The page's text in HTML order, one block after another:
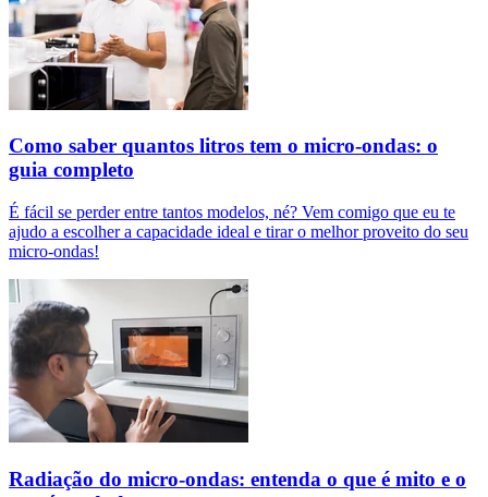
Como saber quantos litros tem o micro-ondas: o
guia completo
É fácil se perder entre tantos modelos, né? Vem comigo que eu te
ajudo a escolher a capacidade ideal e tirar o melhor proveito do seu
micro-ondas!
Radiação do micro-ondas: entenda o que é mito e o